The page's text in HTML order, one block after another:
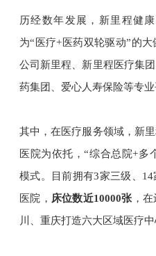
历经数年发展，新里程健
为“医疗+医药双轮驱动”的
公司新里程、新里程医疗集
药集团、爱心人寿保险等专
其中，在医疗服务领域，新
医院为依托，“综合总院+多
模式。
目前拥有3家三级、
医院， 床位数近10000张，在
川、重庆打造六大区域医疗中